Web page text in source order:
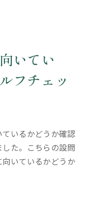
いてい
フチェッ
いるかどうか確認
た。こちらの設問
いているかどうか